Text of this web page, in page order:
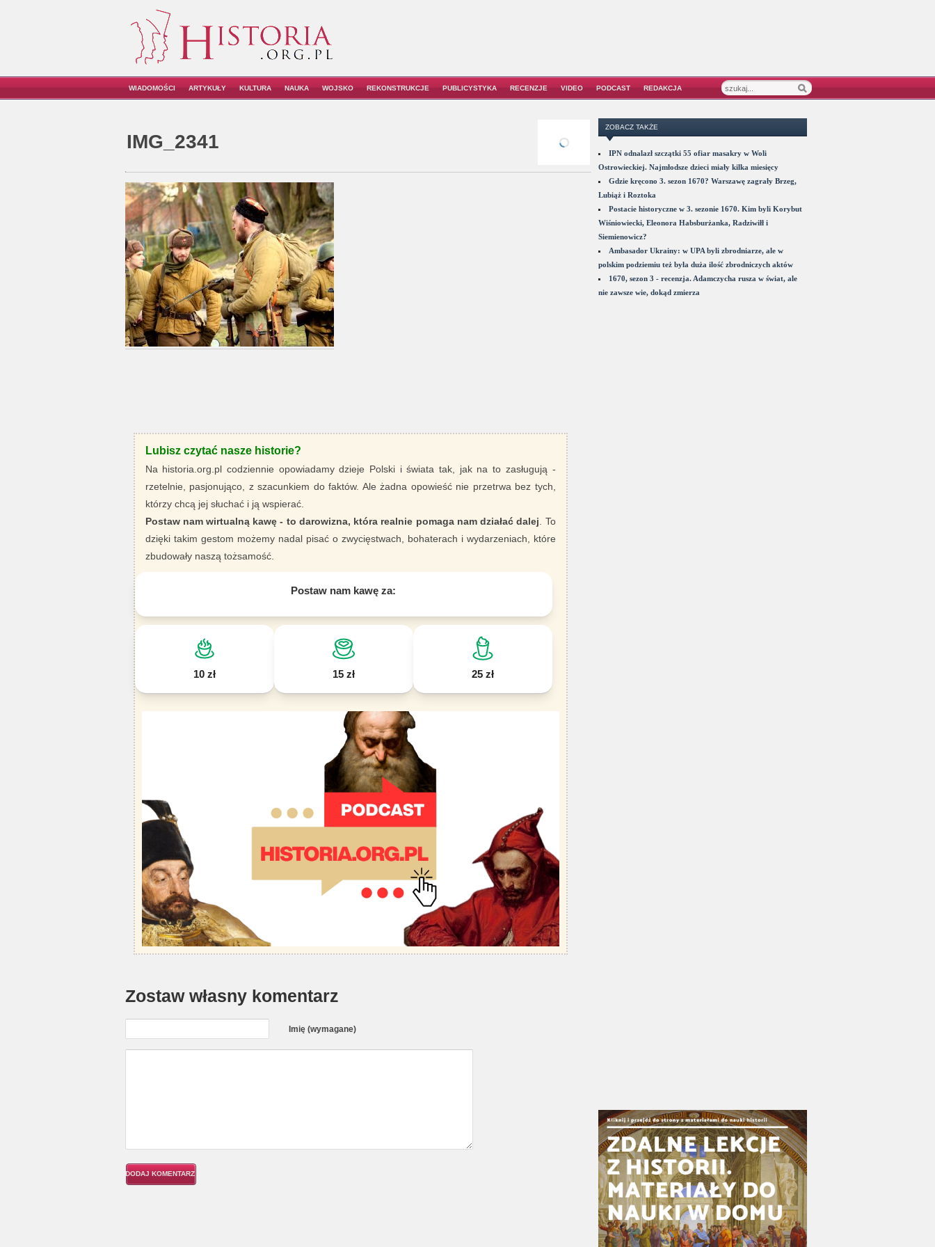
WIADOMOŚCI ARTYKUŁY KULTURA NAUKA WOJSKO REKONSTRUKCJE PUBLICYSTYKA RECENZJE VIDEO PODCAST REDAKCJA
IMG_2341
Lubisz czytać nasze historie?
Na historia.org.pl codziennie opowiadamy dzieje Polski i świata tak, jak na to zasługują -
rzetelnie, pasjonująco, z szacunkiem do faktów. Ale żadna opowieść nie przetrwa bez tych,
którzy chcą jej słuchać i ją wspierać.
Postaw nam wirtualną kawę - to darowizna, która realnie pomaga nam działać dalej . To
dzięki takim gestom możemy nadal pisać o zwycięstwach, bohaterach i wydarzeniach, które
zbudowały naszą tożsamość.
Postaw nam kawę za:
10 zł 15 zł 25 zł
Zostaw własny komentarz
Imię (wymagane)
ZOBACZ TAKŻE
IPN odnalazł szczątki 55 ofiar masakry w Woli
Ostrowieckiej. Najmłodsze dzieci miały kilka miesięcy
Gdzie kręcono 3. sezon 1670? Warszawę zagrały Brzeg,
Lubiąż i Roztoka
Postacie historyczne w 3. sezonie 1670. Kim byli Korybut
Wiśniowiecki, Eleonora Habsburżanka, Radziwiłł i
Siemienowicz?
Ambasador Ukrainy: w UPA byli zbrodniarze, ale w
polskim podziemiu też była duża ilość zbrodniczych aktów
1670, sezon 3 - recenzja. Adamczycha rusza w świat, ale
nie zawsze wie, dokąd zmierza